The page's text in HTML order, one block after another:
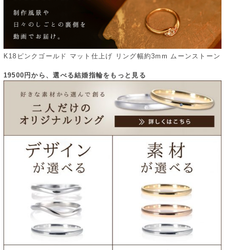
K18ピンクゴールド マット仕上げ リング幅約3mm ムーンストーン
19500円から、選べる結婚指輪をもっと見る